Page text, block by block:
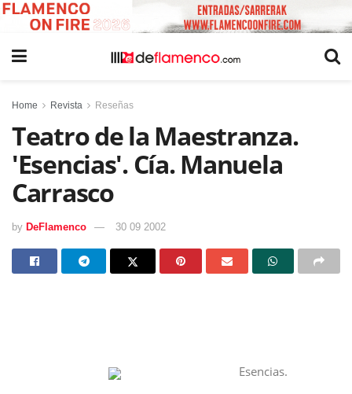
Home Revista Reseñas
Teatro de la Maestranza.
'Esencias'. Cía. Manuela
Carrasco
by DeFlamenco 30 09 2002
Esencias.